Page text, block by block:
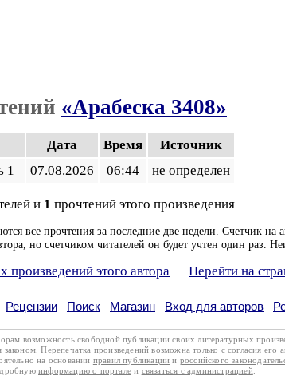
«Арабеска 3408»
Дата Время
Источник
1
07.08.2026 06:44 не определен
и 1 прочтений этого произведения
все прочтения за последние две недели. Счетчик
но счетчиком читателей он будет учтен один раз.
произведений этого автора Перейти на
Рецензии Поиск Магазин Вход для авторов
возможность свободной публикации своих литературных
законом . Перепечатка произведений возможна только с согласия
на основании правил публикации и российского
информацию о портале и связаться с администрацией.